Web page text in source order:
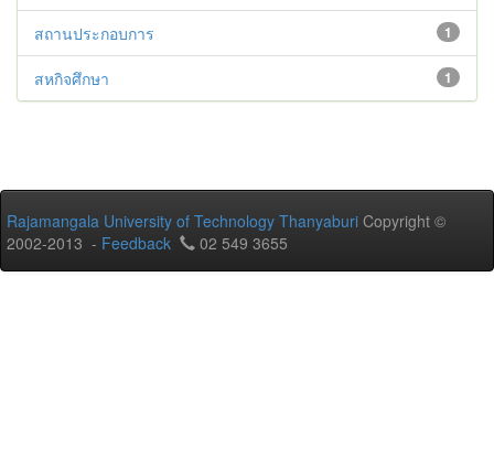
1
สถานประกอบการ
1
สหกิจศึกษา
Rajamangala University of Technology Thanyaburi Copyright ©
2002-2013 - Feedback 02 549 3655